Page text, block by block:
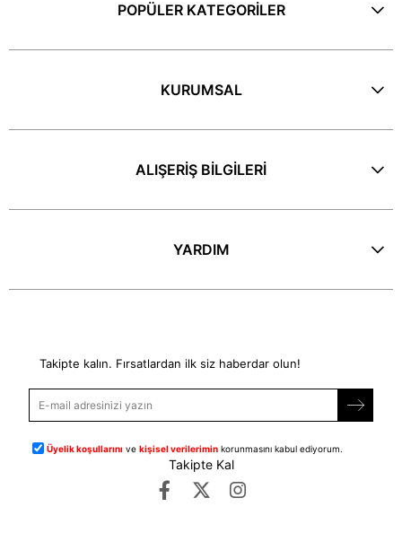
POPÜLER KATEGORİLER
KURUMSAL
ALIŞERİŞ BİLGİLERİ
YARDIM
Takipte kalın. Fırsatlardan ilk siz haberdar olun!
Üyelik koşullarını vekişisel verilerimin korunmasını kabul ediyorum.
Takipte Kal